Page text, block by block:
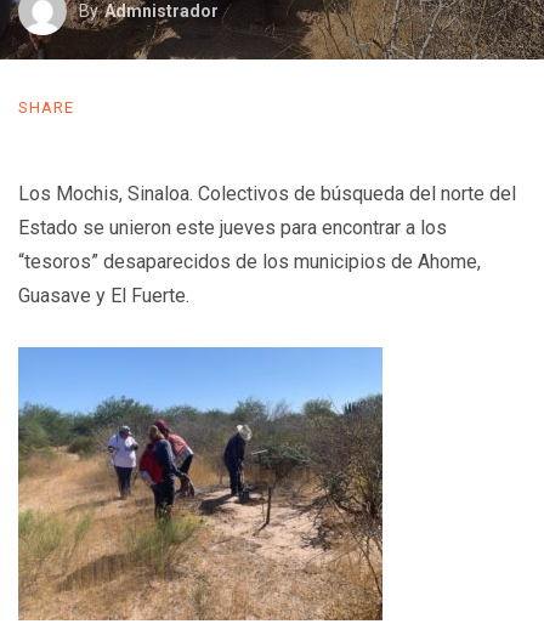
By Admnistrador
SHARE
Los Mochis, Sinaloa. Colectivos de búsqueda del norte del
Estado se unieron este jueves para encontrar a los
“tesoros” desaparecidos de los municipios de Ahome,
Guasave y El Fuerte.